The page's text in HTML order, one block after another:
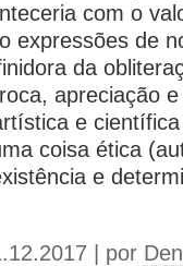
com o
expressões de
da
apreciação
e
coisa ética
e
| por